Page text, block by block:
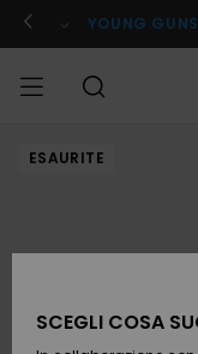
informazioni
prodotto
! YOUNG GUNS
UOMO
ESAURITE
SCEGLI COSA